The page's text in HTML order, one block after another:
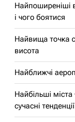
Найпоширеніші
і чого боятися
Найвища точка
висота
Найближчі
Найбільші
сучасні тенденції